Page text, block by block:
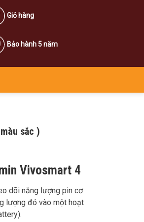
Giỏ hàng
Bảo hành 5 năm
sắc )
Vivosmart 4
dõi năng lượng pin cơ
lượng đó vào một hoạt